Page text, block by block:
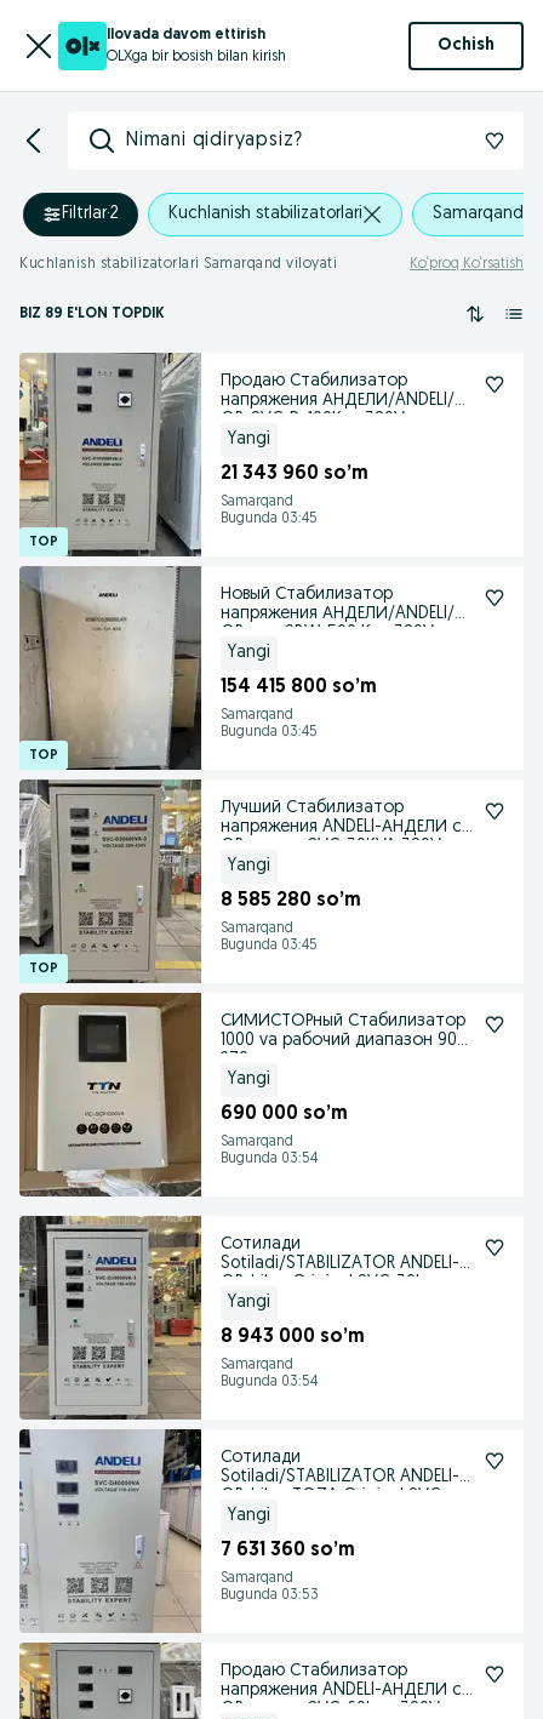
Ilovada davom ettirish
OLXga bir bosish bilan kirish
Ochish
Nimani qidiryapsiz?
Filtrlar·2 Kuchlanish stabilizatorlari Samarqand
Kuchlanish stabilizatorlari Samarqand viloyati Ko‘proq Ko‘rsatish
BIZ 89 E'LON TOPDIK
Продаю Стабилизатор
напряжения АНДЕЛИ/ANDELI/с
Yangi
21 343 960 so’m
Samarqand
Bugunda 03:45
Новый Стабилизатор
напряжения АНДЕЛИ/ANDELI/с
Yangi
154 415 800 so’m
Samarqand
Bugunda 03:45
Лучший Стабилизатор
напряжения ANDELI-АНДЕЛИ с
Yangi
8 585 280 so’m
Samarqand
Bugunda 03:45
СИМИСТОРный Стабилизатор
1000 va рабочий диапазон 90-
Yangi
690 000 so’m
Samarqand
Bugunda 03:54
Сотилади
Sotiladi/STABILIZATOR ANDELI-
380V
Yangi
8 943 000 so’m
Samarqand
Bugunda 03:54
Сотилади
Sotiladi/STABILIZATOR ANDELI-
40kva
Yangi
7 631 360 so’m
Samarqand
Bugunda 03:53
Продаю Стабилизатор
напряжения ANDELI-АНДЕЛИ с